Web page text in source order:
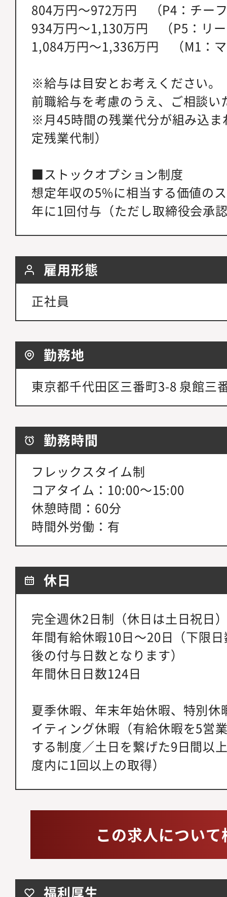
804万円～972万円 （P4：チー
934万円～1,130万円 （P5：リ
1,084万円～1,336万円 （M1：
※給与は目安とお考えください。
前職給与を考慮のうえ、ご相談い
※月45時間の残業代分が組み込ま
定残業代制）
■ストックオプション制度
想定年収の5%に相当する価値の
年に1回付与（ただし取締役会承
雇用形態
正社員
勤務地
東京都千代田区三番町3-8 泉館三
勤務時間
フレックスタイム制
コアタイム：10:00～15:00
休憩時間：60分
時間外労働：有
休日
完全週休2日制（休日は土日祝日
年間有給休暇10日～20日（下限
後の付与日数となります）
年間休日日数124日
夏季休暇、年末年始休暇、特別
イティング休暇（有給休暇を5営
する制度／土日を繋げた9日間以
度内に1回以上の取得）
この求人につい
福利厚生